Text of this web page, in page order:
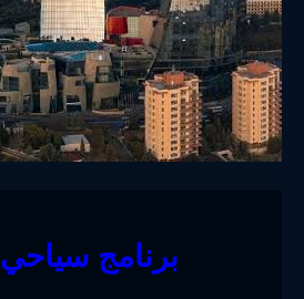
برنامج سياحي